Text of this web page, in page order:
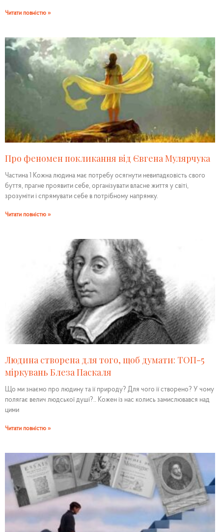
Читати повністю »
Про феномен покликання від Євгена Мулярчука
Частина 1 Кожна людина має потребу осягнути невипадковість свого
буття, прагне проявити себе, організувати власне життя у світі,
зрозуміти і спрямувати себе в потрібному напрямку.
Читати повністю »
Людина створена для того, щоб думати: ТОП-5
міркувань Блеза Паскаля
Що ми знаємо про людину та її природу? Для чого її створено? У чому
полягає велич людської душі?.. Кожен із нас колись замислювався над
цими
Читати повністю »